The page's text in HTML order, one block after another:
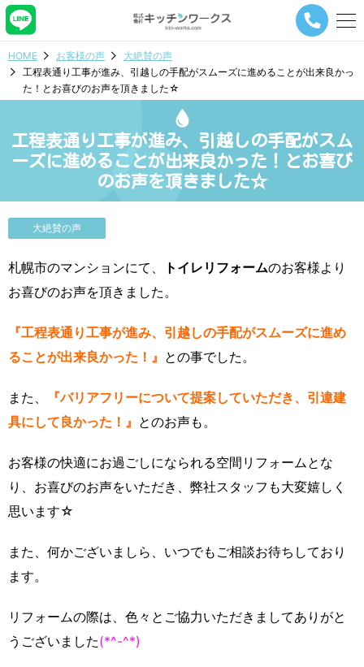
メ
ー
ビ
シ
ョ
ン
タ
HOME お客様の声
大絶賛の声
工程表通り工事が進み、引越しの手配がスムーズに進めることが出来良かっ
た！とお喜びのお声を頂きました☆
工程表通り工事が進み、引越しの手配がスム
ーズに進めることが出来良かった！とお喜び
のお声を頂きました☆
大絶賛の声
札幌市のマンションにて、 トイレリフォームのお客様より
お喜びのお声を頂きました。
『工程表通り工事が進み、引越しの手配がスムーズに進め
ることが出来良かった！』 との事でした。
また、
『バリアフリーについて提案していただき、引違建
具にして良かった！』 とのお声も。
お客様の快適にお過ごしになられる空間リフォームとな
り、お喜びのお声をいただき、弊社スタッフも大変嬉しく
思います☆
また、何かございましら、いつでもご相談お待ちしており
ます。
リフォームの際は、色々とご協力いただきましてありがと
うございました(*^-^*)